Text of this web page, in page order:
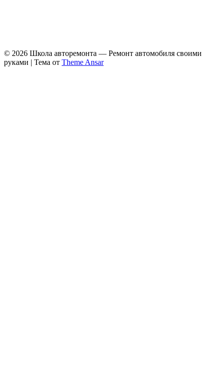
© 2026 Школа авторемонта — Ремонт автомобиля своими
руками | Тема от Theme Ansar